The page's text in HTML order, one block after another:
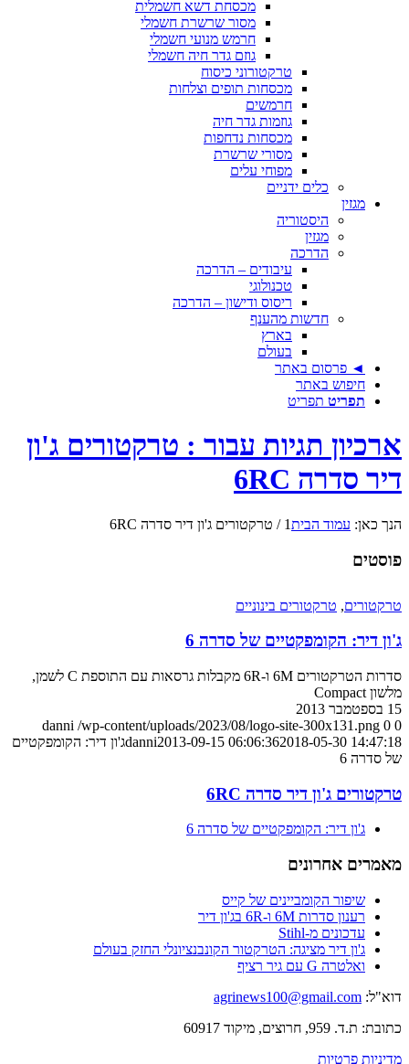
מכסחת דשא חשמלית
מסור שרשרת חשמלי
חרמש מנועי חשמלי
גוזם גדר חיה חשמלי
טרקטורוני כיסוח
מכסחות תופים וצלחות
חרמשים
גוזמות גדר חיה
מכסחות נדחפות
מסורי שרשרת
מפוחי עלים
כלים ידניים
מגזין
היסטוריה
מגזין
הדרכה
עיבודים – הדרכה
טכנולוגי
ריסוס ודישון – הדרכה
חדשות מהענף
בארץ
בעולם
◄ פרסום באתר
חיפוש באתר
תפריט תפריט
ארכיון תגיות עבור : טרקטורים ג'ון
דיר סדרה 6RC
הנך כאן: עמוד הבית1
/ טרקטורים ג'ון דיר סדרה 6RC
פוסטים
טרקטורים, טרקטורים בינוניים
ג'ון דיר: הקומפקטיים של סדרה 6
סדרות הטרקטורים 6M ו-6R מקבלות גרסאות עם התוספת C לשמן,
מלשון Compact
15 בספטמבר 2013
0
0
danni /wp-content/uploads/2023/08/logo-site-300x131.png
danni2013-09-15 06:06:362018-05-30 14:47:18
ג'ון דיר: הקומפקטיים
של סדרה 6
טרקטורים ג'ון דיר סדרה 6RC
ג'ון דיר: הקומפקטיים של סדרה 6
מאמרים אחרונים
שיפור הקומביינים של קייס
רענון סדרות 6M ו-6R בג'ון דיר
עדכונים מ-Stihl
ג'ון דיר מציגה: הטרקטור הקונבנציונלי החזק בעולם
ואלטרה G עם גיר רציף
דוא"ל: agrinews100@gmail.com
כתובת: ת.ד. 959, חרוצים, מיקוד 60917
מדיניות פרטיות